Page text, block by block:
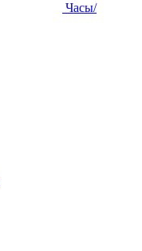
Часы/